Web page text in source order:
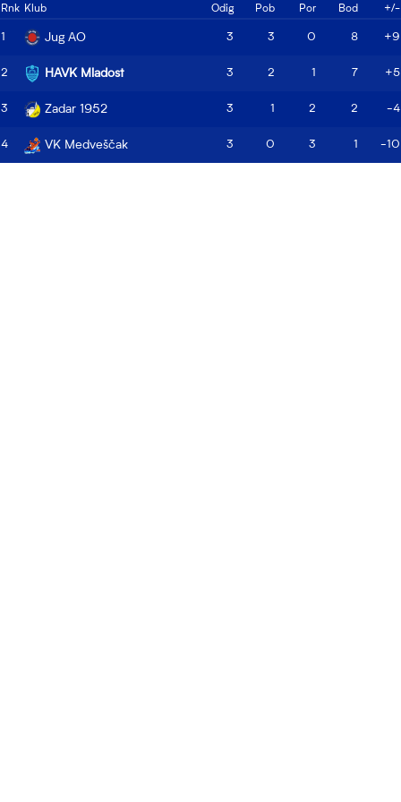
Rnk Klub Odig Pob Por Bod +/-
1 Jug AO 3 3 0 8 +9
2 HAVK Mladost 3 2 1 7 +5
3 Zadar 1952 3 1 2 2 -4
4 VK Medveščak 3 0 3 1 -10